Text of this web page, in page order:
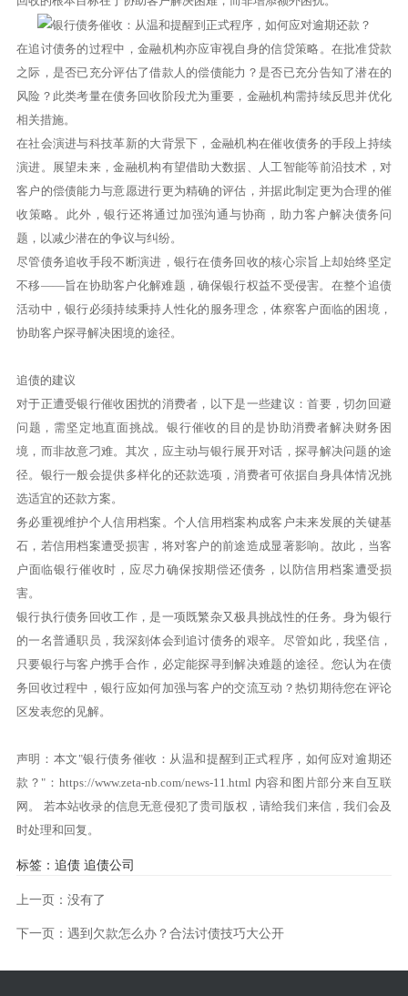
在追讨债务的过程中，金融机构亦应审视自身的信贷策略。在批准贷款
之际，是否已充分评估了借款人的偿债能力？是否已充分告知了潜在的
风险？此类考量在债务回收阶段尤为重要，金融机构需持续反思并优化
相关措施。
在社会演进与科技革新的大背景下，金融机构在催收债务的手段上持续
演进。展望未来，金融机构有望借助大数据、人工智能等前沿技术，对
客户的偿债能力与意愿进行更为精确的评估，并据此制定更为合理的催
收策略。此外，银行还将通过加强沟通与协商，助力客户解决债务问
题，以减少潜在的争议与纠纷。
尽管债务追收手段不断演进，银行在债务回收的核心宗旨上却始终坚定
不移——旨在协助客户化解难题，确保银行权益不受侵害。在整个追债
活动中，银行必须持续秉持人性化的服务理念，体察客户面临的困境，
协助客户探寻解决困境的途径。
追债的建议
对于正遭受银行催收困扰的消费者，以下是一些建议：首要，切勿回避
问题，需坚定地直面挑战。银行催收的目的是协助消费者解决财务困
境，而非故意刁难。其次，应主动与银行展开对话，探寻解决问题的途
径。银行一般会提供多样化的还款选项，消费者可依据自身具体情况挑
选适宜的还款方案。
务必重视维护个人信用档案。个人信用档案构成客户未来发展的关键基
石，若信用档案遭受损害，将对客户的前途造成显著影响。故此，当客
户面临银行催收时，应尽力确保按期偿还债务，以防信用档案遭受损
害。
银行执行债务回收工作，是一项既繁杂又极具挑战性的任务。身为银行
的一名普通职员，我深刻体会到追讨债务的艰辛。尽管如此，我坚信，
只要银行与客户携手合作，必定能探寻到解决难题的途径。您认为在债
务回收过程中，银行应如何加强与客户的交流互动？热切期待您在评论
区发表您的见解。
声明：本文"银行债务催收：从温和提醒到正式程序，如何应对逾期还
款？"： https://www.zeta-nb.com/news-11.html 内容和图片部分来自互联
网。 若本站收录的信息无意侵犯了贵司版权，请给我们来信，我们会及
时处理和回复。
标签： 追债 追债公司
上一页：没有了
下一页： 遇到欠款怎么办？合法讨债技巧大公开